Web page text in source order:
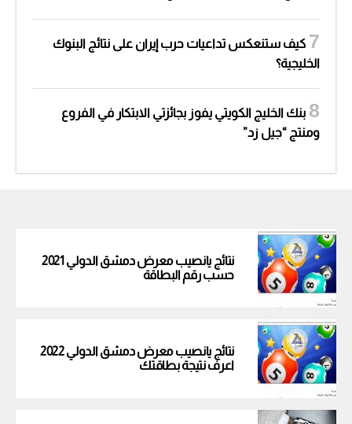
كيف ستنعكس تداعيات حرب إيران على نتائج البنوك
الخليجية؟
بنك الخليج الكويتي يفوز بجائزتي الابتكار في الفروع
ومنتج “جيل زد”
نتائج يانصيب معرض دمشق الدولي 2021
حسب رقم البطاقة
نتائج يانصيب معرض دمشق الدولي 2022
اعرف نتيجة بطاقتك